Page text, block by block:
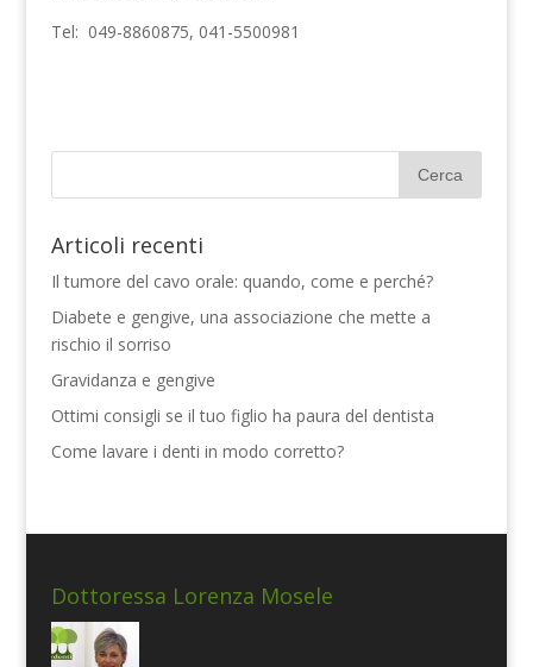
Tel: 049-8860875, 041-5500981
Articoli recenti
Il tumore del cavo orale: quando, come e perché?
Diabete e gengive, una associazione che mette a
rischio il sorriso
Gravidanza e gengive
Ottimi consigli se il tuo figlio ha paura del dentista
Come lavare i denti in modo corretto?
Dottoressa Lorenza Mosele